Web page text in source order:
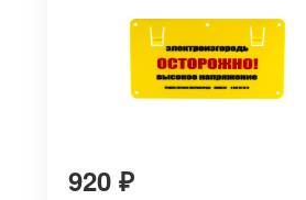
920 ₽